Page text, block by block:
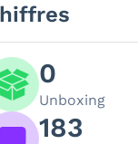
0
Unboxing
183